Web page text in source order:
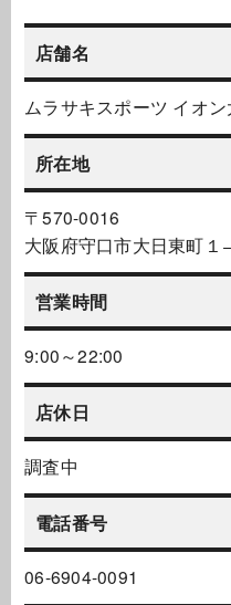
店舗名
ムラサキスポーツ イオ
所在地
〒570-0016
大阪府守口市大日東町１
営業時間
9:00～22:00
店休日
調査中
電話番号
06-6904-0091